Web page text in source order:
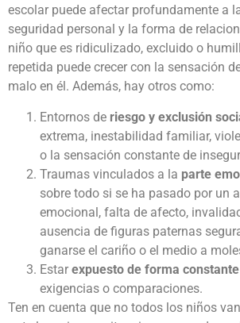
escolar puede afectar profundamente a
seguridad personal y la forma de
niño que es ridiculizado, excluido o
repetida puede crecer con la sensación
malo en él. Además, hay otros como:
Entornos de riesgo y exclusión
extrema, inestabilidad familiar,
o la sensación constante de
Traumas vinculados a la parte
sobre todo si se ha pasado por un
emocional, falta de afecto,
ausencia de figuras paternas
ganarse el cariño o el medio a
Estar expuesto de forma
exigencias o comparaciones.
Ten en cuenta que no todos los niños